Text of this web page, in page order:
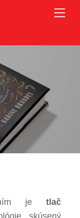
jetlač